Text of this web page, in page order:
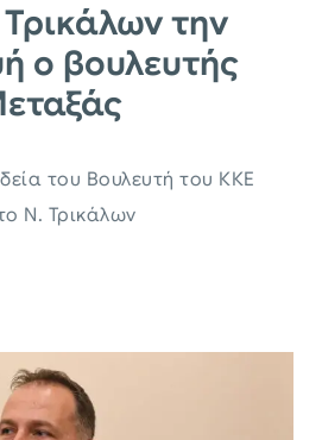
την
ο βουλευτής
του Βουλευτή του ΚΚΕ
Ν. Τρικάλων